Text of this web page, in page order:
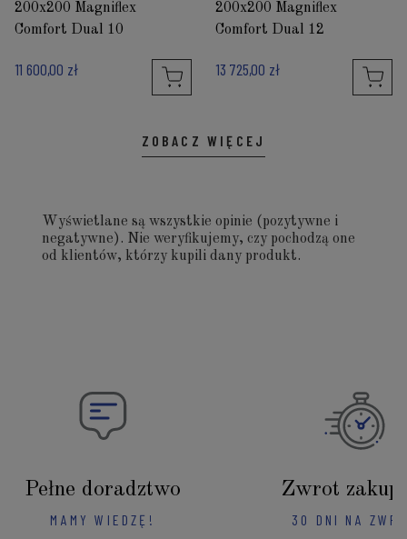
200x200 Magniflex
Comfort Dual 10
11 600,00 zł
200x200 Magniflex
Comfort Dual 12
13 725,00 zł
ZOBACZ WIĘCEJ
Wyświetlane są wszystkie opinie (pozytywne i
negatywne). Nie weryfikujemy, czy pochodzą one
od klientów, którzy kupili dany produkt.
Pełne doradztwo
MAMY WIEDZĘ!
Zwrot
30 DNI NA